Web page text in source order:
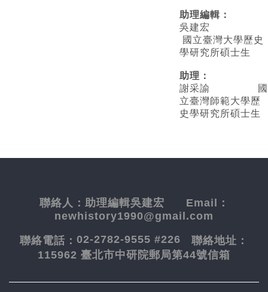
助理編輯：
吳建宏
國立臺灣大學歷史
學研究所碩士生
助理：
謝采諭
國
立臺灣師範大學歷
史學研究所碩士生
聯絡人： 助理編輯吳建宏 Email：
newhistory1990@gmail.com
聯絡電話： 02-2782-9555 #226 聯絡地址：
115962 臺北市中研院郵局第44號信箱